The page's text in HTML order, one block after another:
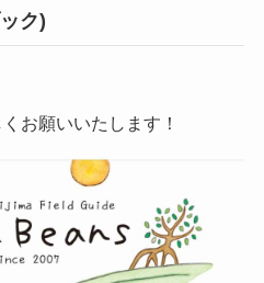
ク)
お願いいたします！